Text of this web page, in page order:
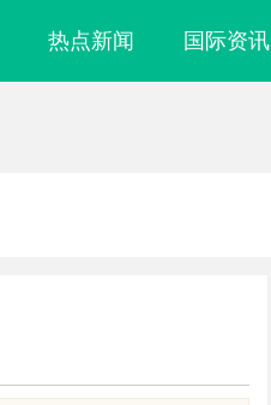
热点新闻 国际资讯